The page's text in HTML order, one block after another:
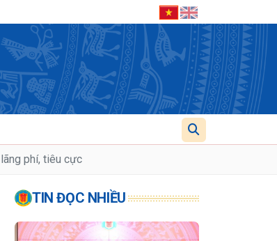
phí, tiêu cực
TIN ĐỌC NHIỀU